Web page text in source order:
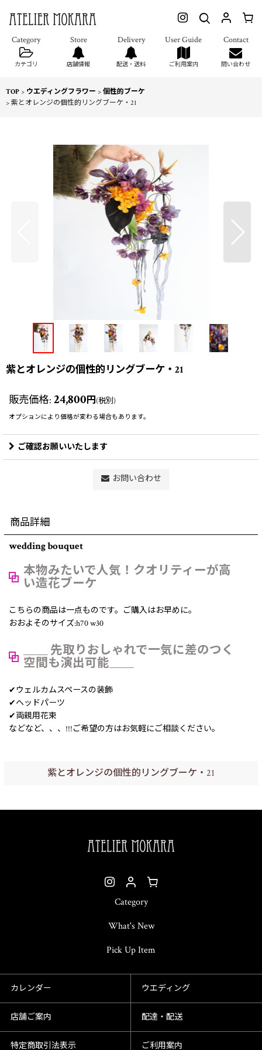
カテゴリ 店舗情報 配送・送料 ご利用案内 問い合わせ
TOP > ウエディングフラワー > 個性的ブーケ
> 紫とオレンジの個性的リングブーケ・21
紫とオレンジの個性的リングブーケ・21
紫とオレンジの個性的リングブーケ・21
販売価格: 24,800円(税別)
オプションにより価格が変わる場合もあります。
ご確認お願いいたします
お問い合わせ
商品詳細
wedding bouquet
本物みたいで人気！クオリティーが高
い造花ブーケ
こちらの商品は一点ものです。ご購入はお早めに。
おおよそのサイズ:h70 w30
＿＿ 先取りおしゃれで一気に差のつく
空間も演出可能＿＿
✔︎ウェルカムスペースの装飾
✔︎ヘッドパーツ
✔︎両親用花束
などなど、、、!!!ご希望の方はお気軽にご相談ください。
Category
What's New
Pick Up Item
カレンダー ウエディング
店舗ご案内 配達・配送
特定商取引法表示 ご利用案内